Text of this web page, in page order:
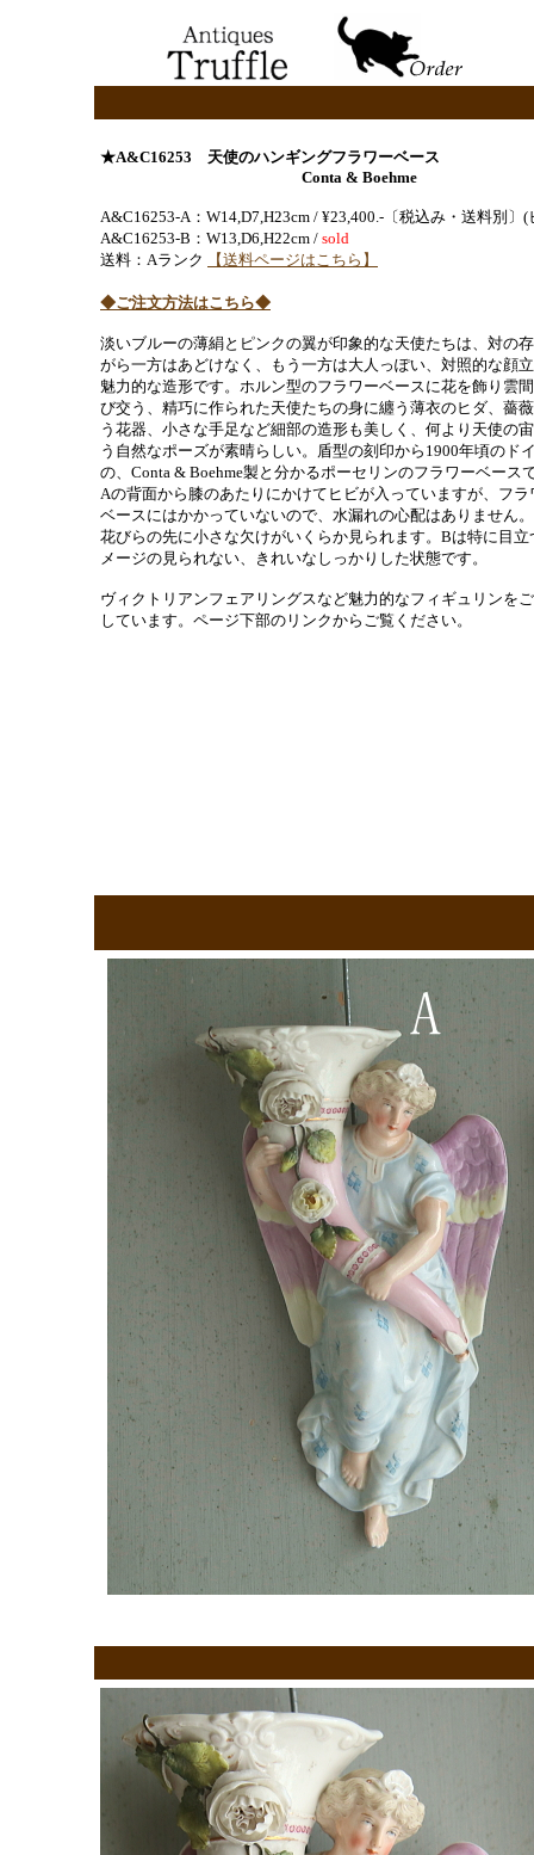
★A&C16253 天使のハンギングフラワーベース
Conta & Boehme
A&C16253-A：W14,D7,H23cm / ¥23,400.-〔税込み・送料別〕(
A&C16253-B：W13,D6,H22cm / sold
送料：Aランク
【送料ページはこちら】
◆ご注文方法はこちら◆
淡いブルーの薄絹とピンクの翼が印象的な天使たちは、対の
がら一方はあどけなく、もう一方は大人っぽい、対照的な顔
魅力的な造形です。ホルン型のフラワーベースに花を飾り雲
び交う、精巧に作られた天使たちの身に纏う薄衣のヒダ、薔
う花器、小さな手足など細部の造形も美しく、何より天使の
う自然なポーズが素晴らしい。盾型の刻印から1900年頃のド
の、Conta & Boehme製と分かるポーセリンのフラワーベース
Aの背面から膝のあたりにかけてヒビが入っていますが、フラ
ベースにはかかっていないので、水漏れの心配はありません
花びらの先に小さな欠けがいくらか見られます。Bは特に目立
メージの見られない、きれいなしっかりした状態です。
ヴィクトリアンフェアリングスなど魅力的なフィギュリンを
しています。ページ下部のリンクからご覧ください。